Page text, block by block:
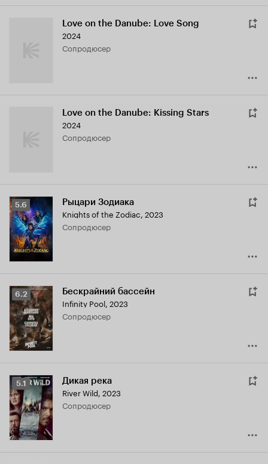
Love on the Danube: Love Song
2024
сопродюсер
Love on the Danube: Kissing Stars
2024
сопродюсер
Рейтинг
Кинопоиска
5.6
5.6 Рыцари Зодиака
Knights of the Zodiac, 2023
сопродюсер
Рейтинг
Кинопоиска
6.2
6.2 Бескрайний бассейн
Infinity Pool, 2023
сопродюсер
Рейтинг
Кинопоиска
5.1
5.1 Дикая река
River Wild, 2023
сопродюсер